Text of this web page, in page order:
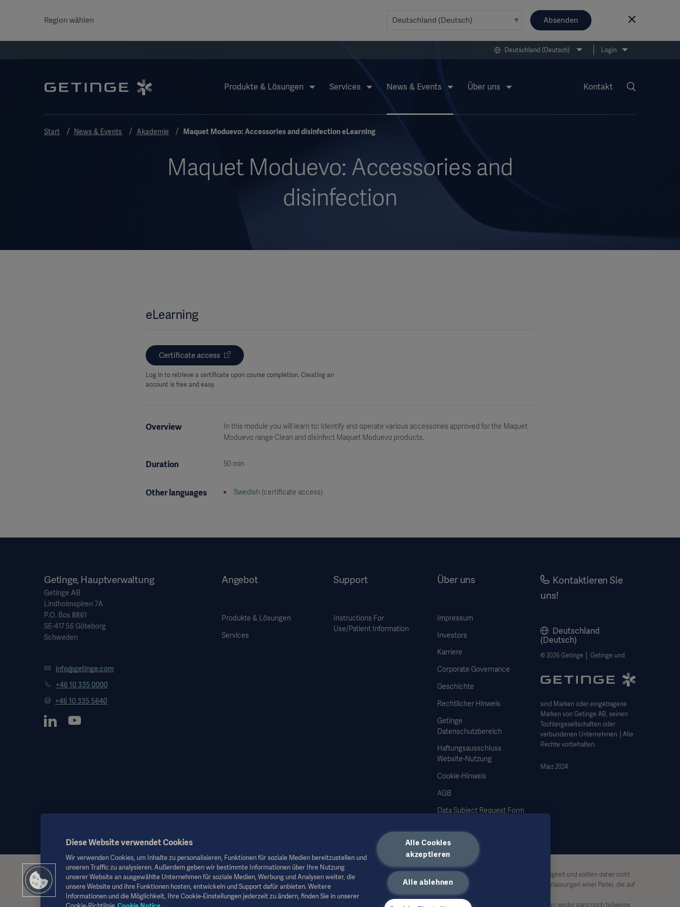
Region wählen Absenden
Deutschland (Deutsch) Login
Produkte & Lösungen Services News & Events Über uns Kontakt
Start News & Events Akademie Maquet Moduevo: Accessories and disinfection eLearning
Maquet Moduevo: Accessories and
disinfection
eLearning
Certificate access
Log in to retrieve a certificate upon course completion. Creating an
account is free and easy.
Overview
In this module you will learn to: Identify and operate various accessories approved for the Maquet
Moduevo range Clean and disinfect Maquet Moduevo products.
Duration 50 min
Other languages Swedish (certificate access)
Getinge, Hauptverwaltung
Getinge AB
Lindholmspiren 7A
P.O. Box 8861
SE-417 56 Göteborg
Schweden
info@getinge.com
+46 10 335 0000
+46 10 335 5640
Angebot
Produkte & Lösungen
Services
Support
Instructions For
Use/Patient Information
Über uns
Impressum
Investors
Karriere
Corporate Governance
Geschichte
Rechtlicher Hinweis
Getinge
Datenschutzbereich
Haftungsausschluss
Website-Nutzung
Cookie-Hinweis
AGB
Data Subject Request Form
Kontaktieren Sie
uns!
Deutschland
(Deutsch)
© 2026 Getinge │ Getinge und
sind Marken oder eingetragene
Marken von Getinge AB, seinen
Tochtergesellschaften oder
verbundenen Unternehmen │Alle
Rechte vorbehalten.
März 2024
Diese Informationen richten sich ausschließlich an medizinisches Fachpersonal oder andere Fachkreise und dienen nur zu Informationszwecken, erheben keinen Anspruch auf Vollständigkeit und sollten daher nicht
als Ersatz für die Gebrauchsanweisung, das Servicehandbuch oder medizinischen Rat herangezogen werden. Getinge trägt keine Verantwortung oder Haftung für Handlungen oder Unterlassungen einer Partei, die auf
diesem Material basiert und Risiken trägt ausschließlich der Benutzer.
Möglicherweise sind die genannten Therapien, Lösungen oder Produkte in Ihrem Land nicht verfügbar oder erlaubt. Ohne schriftliche Genehmigung von Getinge dürfen die Informationen weder ganz noch teilweise
Diese Website verwendet Cookies
Wir verwenden Cookies, um Inhalte zu personalisieren, Funktionen für soziale Medien bereitzustellen und
unseren Traffic zu analysieren. Außerdem geben wir bestimmte Informationen über Ihre Nutzung
unserer Website an ausgewählte Unternehmen für soziale Medien, Werbung und Analysen weiter, die
unsere Website und ihre Funktionen hosten, entwickeln und Support dafür anbieten. Weitere
Informationen und die Möglichkeit, Ihre Cookie-Einstellungen jederzeit zu ändern, finden Sie in unserer
Alle Cookies
akzeptieren
Alle ablehnen